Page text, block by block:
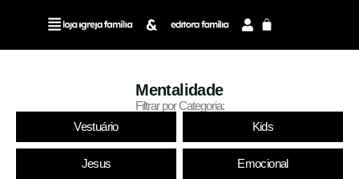
Mentalidade
Filtrar por Categoria:
Vestuário
Kids
Jesus Emocional